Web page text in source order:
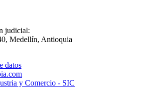
judicial:
Medellín, Antioquia
datos
y Comercio - SIC